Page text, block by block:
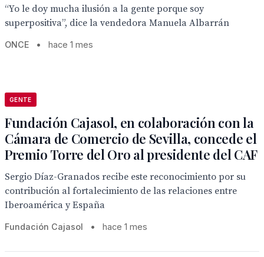
“Yo le doy mucha ilusión a la gente porque soy
superpositiva”, dice la vendedora Manuela Albarrán
ONCE • hace 1 mes
GENTE
Fundación Cajasol, en colaboración con la
Cámara de Comercio de Sevilla, concede el
Premio Torre del Oro al presidente del CAF
Sergio Díaz-Granados recibe este reconocimiento por su
contribución al fortalecimiento de las relaciones entre
Iberoamérica y España
Fundación Cajasol • hace 1 mes